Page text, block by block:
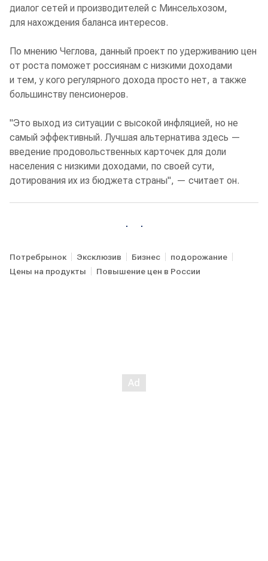
диалог сетей и производителей с Минсельхозом,
для нахождения баланса интересов.
По мнению Чеглова, данный проект по удерживанию цен
от роста поможет россиянам с низкими доходами
и тем, у кого регулярного дохода просто нет, а также
большинству пенсионеров.
"Это выход из ситуации с высокой инфляцией, но не
самый эффективный. Лучшая альтернатива здесь —
введение продовольственных карточек для доли
населения с низкими доходами, по своей сути,
дотирования их из бюджета страны", — считает он.
Потребрынок Эксклюзив Бизнес
подорожание
Цены на продукты
Повышение цен в России